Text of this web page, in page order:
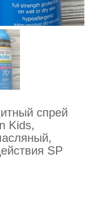
спрей
Kids,
SP